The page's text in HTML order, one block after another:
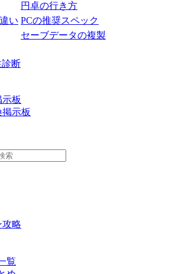
円卓の行き方
い PCの推奨スペック
セーブデータの複製
断
板
示板
攻略
覧